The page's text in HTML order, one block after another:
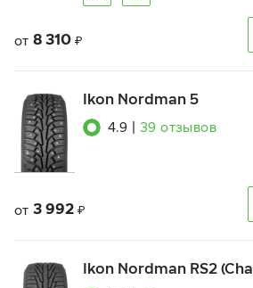
от 8 310 ₽
Ikon Nordman 5
4.9 39 отзывов
от 3 992 ₽
Ikon Nordman RS2